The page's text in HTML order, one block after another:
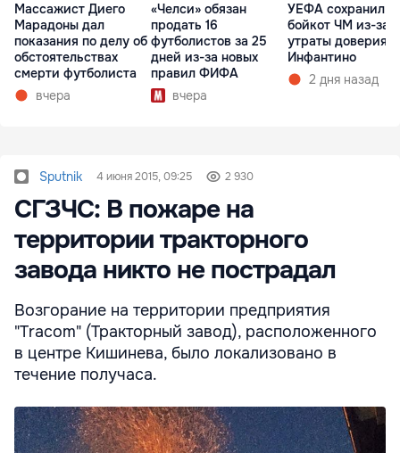
Массажист Диего
Марадоны дал
показания по делу об
обстоятельствах
смерти футболиста
вчера
«Челси» обязан
продать 16
футболистов за 25
дней из-за новых
правил ФИФА
вчера
УЕФА сохранил
бойкот ЧМ из-за
утраты доверия к
Инфантино
2 дня назад
Sputnik 4 июня 2015, 09:25 2 930
СГЗЧС: В пожаре на
территории тракторного
завода никто не пострадал
Возгорание на территории предприятия
"Tracom" (Тракторный завод), расположенного
в центре Кишинева, было локализовано в
течение получаса.